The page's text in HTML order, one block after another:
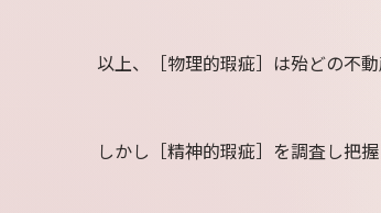
以上、［物理的瑕疵］は殆どの不
しかし［精神的瑕疵］を調査し把